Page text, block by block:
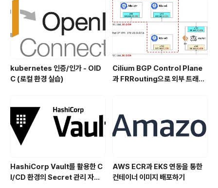
kubernetes 인증/인가 - OID
C (로컬 환경 실습)
Cilium BGP Control Plane
과 FRRouting으로 외부 트래픽
HashiCorp Vault를 활용한 C
I/CD 환경의 Secret 관리 자동
AWS ECR과 EKS 연동을 통한
컨테이너 이미지 배포하기